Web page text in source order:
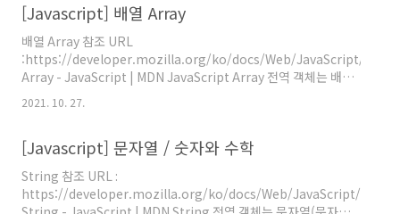
하다. const userAge = { name: 'solyi', age: 31 } const
userEmail = { name: 'solyi', email: 'solyi@solyi.kr' ..
[Javascript] 배열 Array
배열 Array 참조 URL
:https://developer.mozilla.org/ko/docs/Web/JavaScript/
Array - JavaScript | MDN JavaScript Array 전역 객체는 배열
을 생성할 때 사용하는 리스트 형태의 고수준 객체입니다.
developer.mozilla.org 용어 설명 index - 배열 내의 특정 위치
console에서 수월하게 보기위해서 console.group('제목')으로
제목을 달았고 console.groupEnd() 로 닫아주었다. 코드에선 보
기 불편해도 콘솔확인은 편함! length find conc..
2021. 10. 27.
[Javascript] 문자열 / 숫자와 수학
String 참조 URL :
https://developer.mozilla.org/ko/docs/Web/JavaScript/